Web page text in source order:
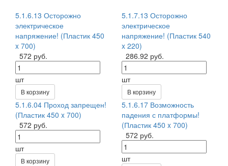
5.1.6.13 Осторожно
электрическое
напряжение! (Пластик 450
x 700)
572 руб.
шт
В корзину
5.1.7.13 Осторожно
электрическое
напряжение! (Пластик 540
x 220)
286.92 руб.
шт
В корзину
5.1.6.04 Проход запрещен!
(Пластик 450 x 700)
572 руб.
шт
В корзину
5.1.6.17 Возможность
падения с платформы!
(Пластик 450 x 700)
572 руб.
шт